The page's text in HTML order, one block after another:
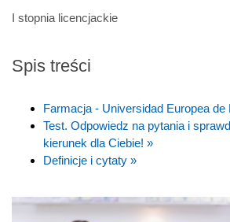
I stopnia licencjackie
Spis treści
Farmacja - Universidad Europea de
Test. Odpowiedz na pytania i
kierunek dla Ciebie! »
Definicje i cytaty »